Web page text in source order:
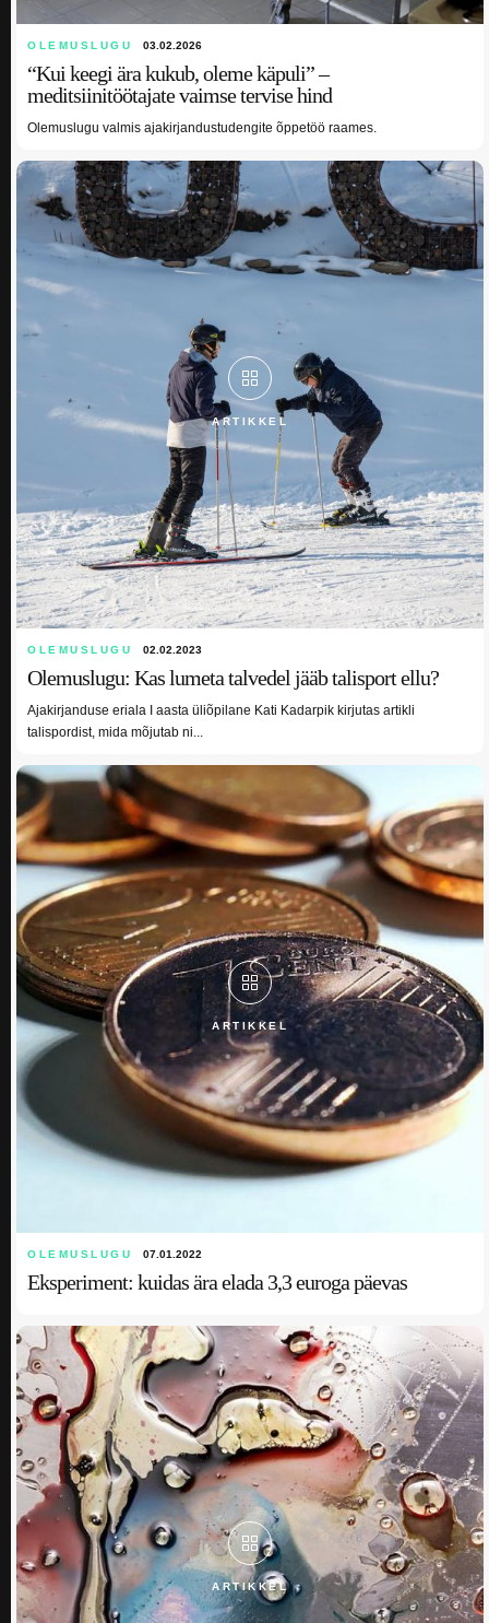
OLEMUSLUGU 03.02.2026
“Kui keegi ära kukub, oleme käpuli” –
meditsiinitöötajate vaimse tervise hind
Olemuslugu valmis ajakirjandustudengite õppetöö raames.
ARTIKKEL
OLEMUSLUGU 02.02.2023
Olemuslugu: Kas lumeta talvedel jääb talisport ellu?
Ajakirjanduse eriala I aasta üliõpilane Kati Kadarpik kirjutas artikli
talispordist, mida mõjutab ni...
ARTIKKEL
OLEMUSLUGU 07.01.2022
Eksperiment: kuidas ära elada 3,3 euroga päevas
ARTIKKEL